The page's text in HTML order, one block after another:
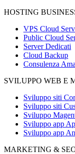
HOSTING
VPS Cloud
Public Cloud
Server Dedicati
Cloud Backup
Consulenza
SVILUPPO WEB E
Sviluppo siti
Sviluppo siti
Sviluppo
Sviluppo app
Sviluppo app
MARKETING &